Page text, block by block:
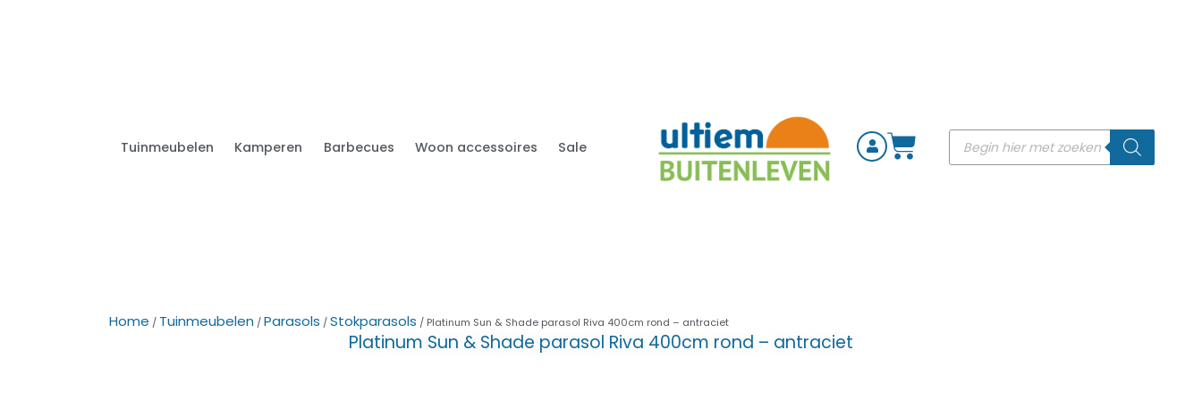
Tuinmeubelen Kamperen Barbecues Woon accessoires Sale
Home / Tuinmeubelen /Parasols /Stokparasols / Platinum Sun & Shade parasol Riva 400cm rond – antraciet
Platinum Sun & Shade parasol Riva 400cm rond – antraciet